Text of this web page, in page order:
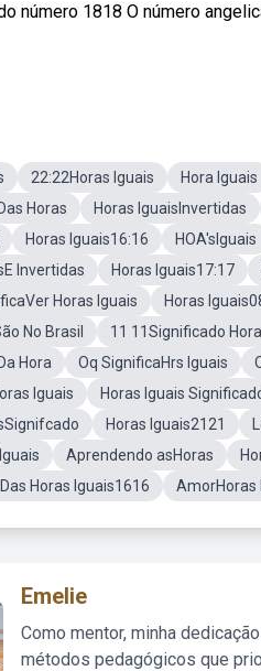
número 1818 O número
22:22Horas Iguais Hora Iguais
Horas
Horas IguaisInvertidas
Horas Iguais16:16 HOA'sIguais
Invertidas
Horas Iguais17:17
Horas Iguais
Horas
No Brasil
11 11Significado
Hora
Oq SignificaHrs Iguais
Iguais
Horas Iguais
Horas Iguais2121
Aprendendo asHoras
Horas Iguais1616
AmorHoras
Emelie
Como mentor, minha
métodos pedagógicos que